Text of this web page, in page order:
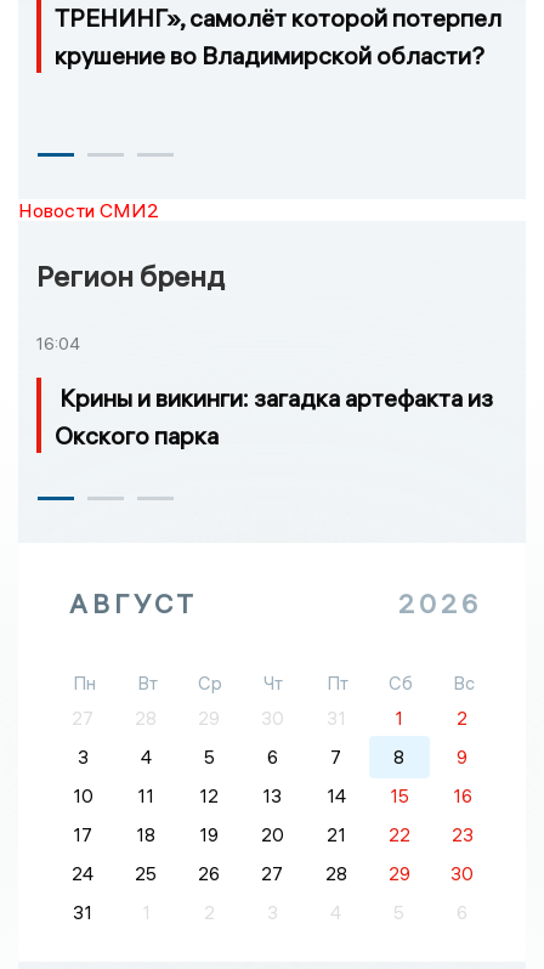
ТРЕНИНГ», самолёт которой потерпел
крушение во Владимирской области?
Новости СМИ2
Регион бренд
16:04
Крины и викинги: загадка артефакта из
Окского парка
АВГУСТ 2026
Пн Вт Ср Чт Пт Сб
Вс
27
28 29 30 31 1
2
3
4 5 6 7 8
9
10
11 12 13 14 15
16
17
18 19 20 21 22
23
24
25 26 27 28 29
30
31
1 2 3 4 5 6